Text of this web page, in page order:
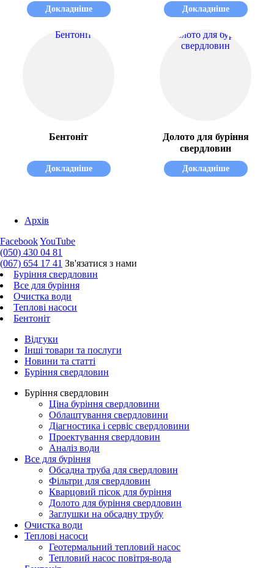
Докладніше Докладніше
Бентоніт
Докладніше
Долото для буріння
свердловин
Докладніше
Архів
FacebookYouTube
(050) 430 04 81
(067) 654 17 41 Зв'язатися з нами
Буріння свердловин
Все для буріння
Очистка води
Теплові насоси
Бентоніт
Відгуки
Інші товари та послуги
Новини та статті
Буріння свердловин
Буріння свердловин
Ціна буріння свердловини
Облаштування свердловини
Діагностика і сервіс свердловини
Проектування свердловин
Аналіз води
Все для буріння
Обсадна труба для свердловин
Фільтри для свердловин
Кварцовий пісок для буріння
Долото для буріння свердловин
Заглушки на обсадну трубу
Очистка води
Теплові насоси
Геотермальний тепловий насос
Тепловий насос повітря-вода